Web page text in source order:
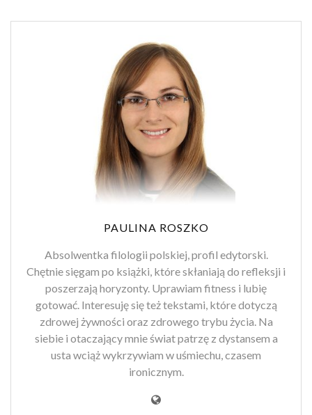
PAULINA ROSZKO
Absolwentka filologii polskiej, profil edytorski.
Chętnie sięgam po książki, które skłaniają do refleksji i
poszerzają horyzonty. Uprawiam fitness i lubię
gotować. Interesuję się też tekstami, które dotyczą
zdrowej żywności oraz zdrowego trybu życia. Na
siebie i otaczający mnie świat patrzę z dystansem a
usta wciąż wykrzywiam w uśmiechu, czasem
ironicznym.